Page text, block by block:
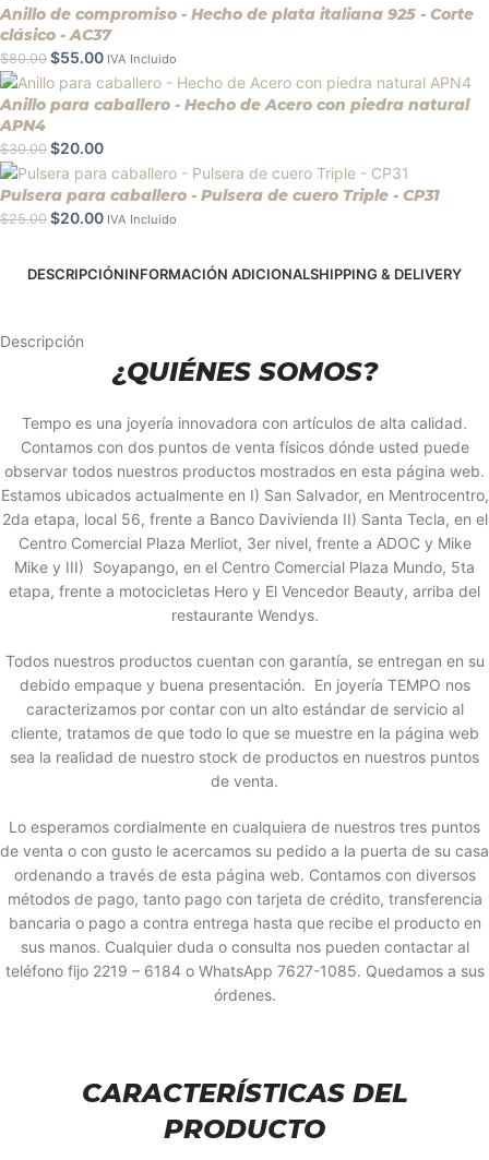
Anillo de compromiso - Hecho de plata italiana 925 - Corte
clásico - AC37
$80.00 $55.00 IVA Incluido
Anillo para caballero - Hecho de Acero con piedra natural
APN4
$30.00 $20.00
Pulsera para caballero - Pulsera de cuero Triple - CP31
$25.00 $20.00 IVA Incluido
DESCRIPCIÓNINFORMACIÓN ADICIONALSHIPPING & DELIVERY
Descripción
¿QUIÉNES SOMOS?
Tempo es una joyería innovadora con artículos de alta calidad.
Contamos con dos puntos de venta físicos dónde usted puede
observar todos nuestros productos mostrados en esta página web.
Estamos ubicados actualmente en I) San Salvador, en Mentrocentro,
2da etapa, local 56, frente a Banco Davivienda II) Santa Tecla, en el
Centro Comercial Plaza Merliot, 3er nivel, frente a ADOC y Mike
Mike y III) Soyapango, en el Centro Comercial Plaza Mundo, 5ta
etapa, frente a motocicletas Hero y El Vencedor Beauty, arriba del
restaurante Wendys.
Todos nuestros productos cuentan con garantía, se entregan en su
debido empaque y buena presentación. En joyería TEMPO nos
caracterizamos por contar con un alto estándar de servicio al
cliente, tratamos de que todo lo que se muestre en la página web
sea la realidad de nuestro stock de productos en nuestros puntos
de venta.
Lo esperamos cordialmente en cualquiera de nuestros tres puntos
de venta o con gusto le acercamos su pedido a la puerta de su casa
ordenando a través de esta página web. Contamos con diversos
métodos de pago, tanto pago con tarjeta de crédito, transferencia
bancaria o pago a contra entrega hasta que recibe el producto en
sus manos. Cualquier duda o consulta nos pueden contactar al
teléfono fijo 2219 – 6184 o WhatsApp 7627-1085. Quedamos a sus
órdenes.
CARACTERÍSTICAS DEL
PRODUCTO